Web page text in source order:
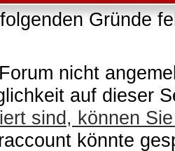
Gründe
nicht
auf dieser
sind, können
könnte